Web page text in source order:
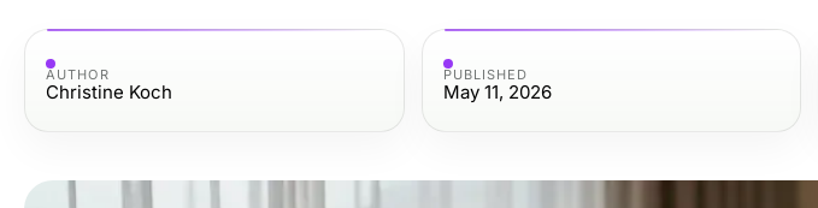
AUTHOR
Christine Koch
PUBLISHED
May 11, 2026